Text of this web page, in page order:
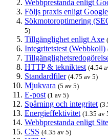
Webbprestanda enligt
Följs praxis enligt
Sökmotoroptimering
5)
Tillgänglighet enligt Axe
Integritetstest (Webbkoll)
HTTP & tekniktest (4.54
Standardfiler (4.75 av 5)
Mjukvara (5 av 5)
E-post (1 av 5)
Spårning och integritet
Energieffektivitet (1.35 av
Webbprestanda enligt
CSS (4.35 av 5)